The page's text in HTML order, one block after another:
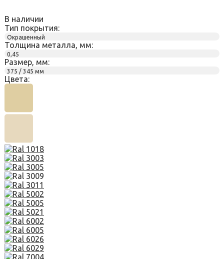
В наличии
Тип покрытия:
Окрашенный
Толщина металла, мм:
0,45
Размер, мм:
375 / 345 мм
Цвета: